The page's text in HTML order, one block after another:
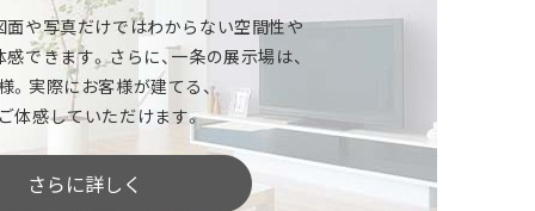
という方
は？家づくりの資金計画は？
家づくりをはじめる上で気になることは
面や写真だけではわからない空間性や
できます。さらに、一条の展示場は、
。実際にお客様が建てる、
体感していただけます。
さらに詳しく